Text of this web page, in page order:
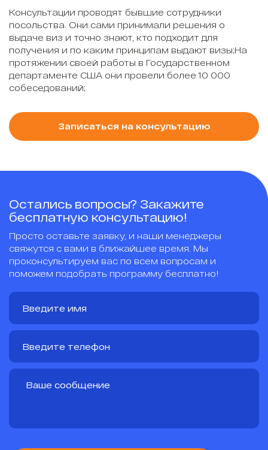
Консультации проводят бывшие сотрудники
посольства. Они сами принимали решения о
выдаче виз и точно знают, кто подходит для
получения и по каким принципам выдают визы;На
протяжении своей работы в Государственном
департаменте США они провели более 10 000
собеседований;
Записаться на консультацию
Остались вопросы? Закажите
бесплатную консультацию!
Просто оставьте заявку, и наши менеджеры
свяжутся с вами в ближайшее время. Мы
проконсультируем вас по всем вопросам и
поможем подобрать программу бесплатно!